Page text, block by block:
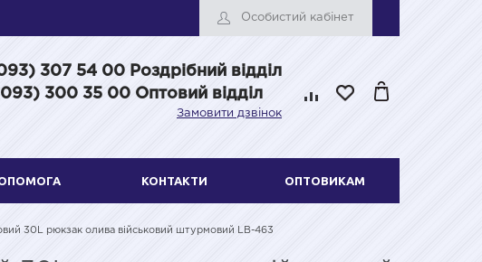
Особистий кабінет
307 54 00 Роздрібний відділ
300 35 00 Оптовий відділ
Замовити дзвінок
КОНТАКТИ ОПТОВИКАМ
30L рюкзак олива військовий штурмовий LB-463